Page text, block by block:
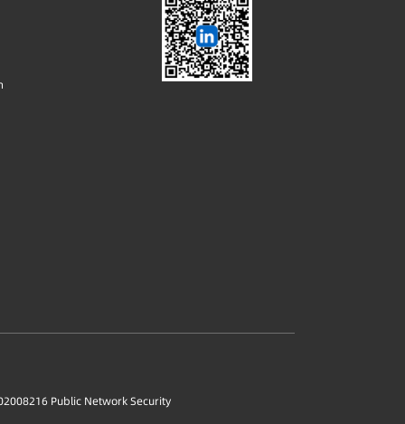
Public Network Security